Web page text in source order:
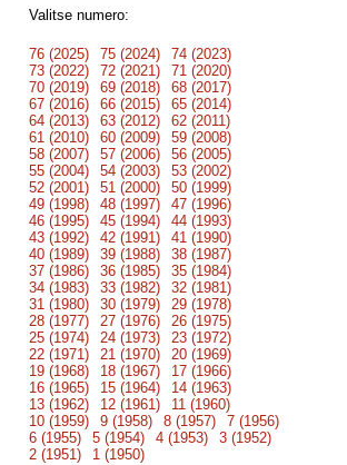
Valitse numero:
76 (2025) 75 (2024)
74 (2023)
73 (2022)
72 (2021)
71 (2020)
70 (2019)
69 (2018)
68 (2017)
67 (2016)
66 (2015)
65 (2014)
64 (2013)
63 (2012)
62 (2011)
61 (2010)
60 (2009)
59 (2008)
58 (2007)
57 (2006)
56 (2005)
55 (2004)
54 (2003)
53 (2002)
52 (2001)
51 (2000)
50 (1999)
49 (1998)
48 (1997)
47 (1996)
46 (1995)
45 (1994)
44 (1993)
43 (1992)
42 (1991)
41 (1990)
40 (1989)
39 (1988)
38 (1987)
37 (1986)
36 (1985)
35 (1984)
34 (1983)
33 (1982)
32 (1981)
31 (1980)
30 (1979)
29 (1978)
28 (1977)
27 (1976)
26 (1975)
25 (1974)
24 (1973)
23 (1972)
22 (1971)
21 (1970)
20 (1969)
19 (1968)
18 (1967)
17 (1966)
16 (1965)
15 (1964)
14 (1963)
13 (1962)
12 (1961)
11 (1960)
10 (1959)
9 (1958) 8 (1957)
7 (1956)
6 (1955)
5 (1954) 4 (1953)
3 (1952)
2 (1951)
1 (1950)